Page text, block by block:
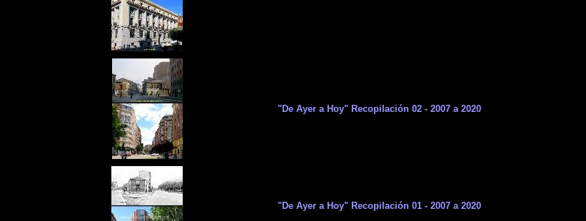
"De Ayer a Hoy" Recopilación 02 - 2007 a 2020
"De Ayer a Hoy" Recopilación 01 - 2007 a 2020